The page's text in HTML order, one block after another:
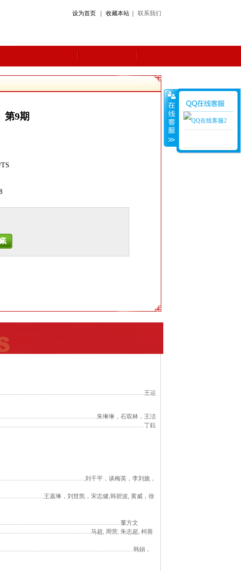
在线客服2
设为首页 | 收藏本站 | 联系我们
第9期
王运
朱琳琳，石双林，王洁
丁鈺
刘干平，谈梅英，李刘旒，
王嘉琳，刘世凯，宋志健,韩碧波, 黄威，徐
董方文
马超, 周营, 朱志超, 柯善
响…………………………………………………………………………韩娟，